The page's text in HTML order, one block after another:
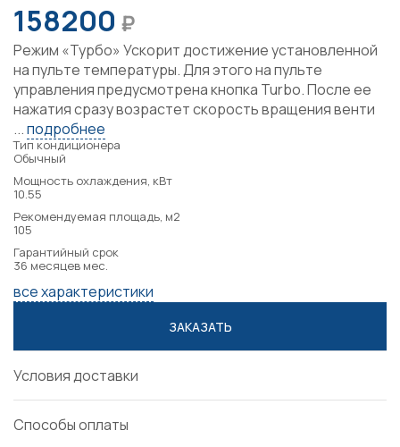
158200 ₽
Режим «Турбо» Ускорит достижение установленной
на пульте температуры. Для этого на пульте
управления предусмотрена кнопка Turbo. После ее
нажатия сразу возрастет скорость вращения венти
...подробнее
Тип кондиционера
Обычный
Мощность охлаждения, кВт
10.55
Рекомендуемая площадь, м2
105
Гарантийный срок
36 месяцев мес.
все характеристики
ЗАКАЗАТЬ
Условия доставки
Способы оплаты